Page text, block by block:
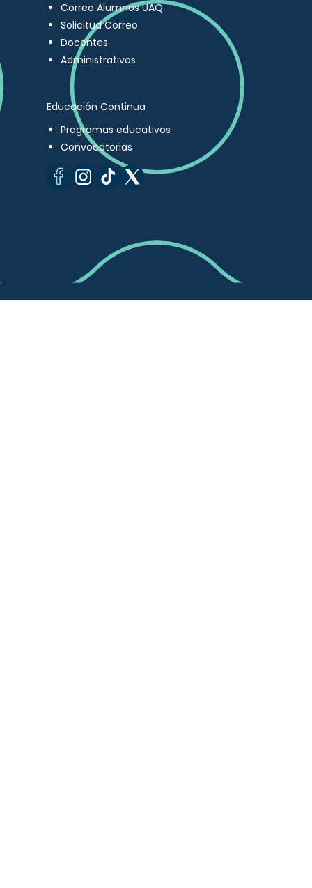
Correo Alumnos UAQ
Solicitud Correo
Docentes
Administrativos
Educación Continua
Programas educativos
Convocatorias